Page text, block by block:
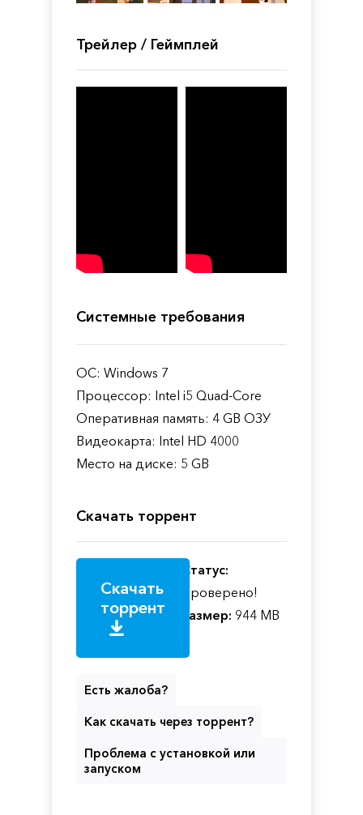
Трейлер / Геймплей
Системные требования
ОС: Windows 7
Процессор: Intel i5 Quad-Core
Оперативная память: 4 GB ОЗУ
Видеокарта: Intel HD 4000
Место на диске: 5 GB
Скачать торрент
Скачать
торрент
Статус:
Проверено!
Размер: 944 MB
Есть жалоба?
Как скачать через торрент?
Проблема с установкой или
запуском